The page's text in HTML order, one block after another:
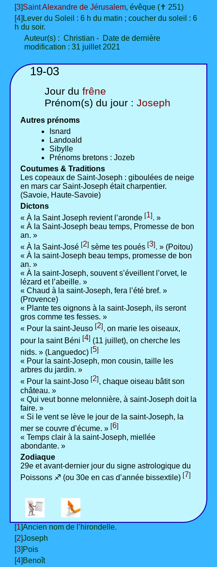
[3]Saint Alexandre de Jérusalem, évêque (✝ 251)
[4]Lever du Soleil : 6 h du matin ; coucher du soleil : 6
h du soir.
Auteur(s) : Christian - Date de dernière
modification : 31 juillet 2021
19-03
Jour du frêne
Prénom(s) du jour : Joseph
Autres prénoms
Isnard
Landoald
Sibylle
Prénoms bretons : Jozeb
Coutumes & Traditions
Les copeaux de Saint-Joseph : giboulées de neige
en mars car Saint-Joseph était charpentier.
(Savoie, Haute-Savoie)
Dictons
« À la Saint Joseph revient l’aronde [1]. »
« À la Saint-Joseph beau temps, Promesse de bon
an. »
« À la Saint-José [2] sème tes poués [3] . » (Poitou)
« À la saint-Joseph beau temps, promesse de bon
an. »
« À la saint-Joseph, souvent s’éveillent l’orvet, le
lézard et l’abeille. »
« Chaud à la saint-Joseph, fera l’été bref. »
(Provence)
« Plante tes oignons à la saint-Joseph, ils seront
gros comme tes fesses. »
« Pour la saint-Jeuso [2] , on marie les oiseaux,
pour la saint Béni [4] (11 juillet), on cherche les
nids. » (Languedoc) [5]
« Pour la saint-Joseph, mon cousin, taille les
arbres du jardin. »
« Pour la saint-Joso [2] , chaque oiseau bâtit son
château. »
« Qui veut bonne melonnière, à saint-Joseph doit la
faire. »
« Si le vent se lève le jour de la saint-Joseph, la
mer se couvre d’écume. » [6]
« Temps clair à la saint-Joseph, miellée
abondante. »
Zodiaque
29e et avant-dernier jour du signe astrologique du
Poissons ♐ (ou 30e en cas d’année bissextile) [7]
[1]Ancien nom de l’hirondelle.
[2]Joseph
[3]Pois
[4]Benoît